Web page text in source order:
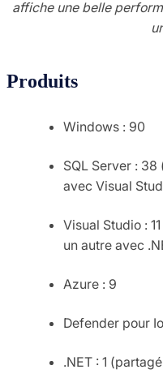
affiche une belle
Produits
Windows : 90
SQL Server :
avec Visual
Visual Studio :
un autre avec
Azure : 9
Defender pour
.NET : 1